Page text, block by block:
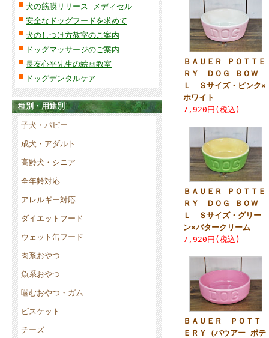
犬の筋膜リリース メディセル
安全なドッグフードを求めて
犬のしつけ方教室のご案内
ドッグマッサージのご案内
長友心平先生の絵画教室
ドッグデンタルケア
種別・用途別
子犬・パピー
成犬・アダルト
高齢犬・シニア
全年齢対応
アレルギー対応
ダイエットフード
ウェット缶フード
肉系おやつ
魚系おやつ
噛むおやつ・ガム
ビスケット
チーズ
ＢＡＵＥＲ ＰＯＴＴＥ
ＲＹ ＤＯＧ ＢＯＷ
Ｌ Ｓサイズ・ピンク×
ホワイト
7,920円(税込)
ＢＡＵＥＲ ＰＯＴＴＥ
ＲＹ ＤＯＧ ＢＯＷ
Ｌ Ｓサイズ・グリー
ン×バタークリーム
7,920円(税込)
ＢＡＵＥＲ ＰＯＴＴ
ＥＲＹ（バウアー ポテ